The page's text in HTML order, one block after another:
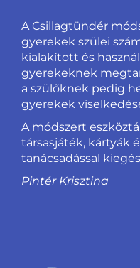
A Csillagtündér
gyerekek szülei
kialakított és
gyerekeknek
a szülőknek pedig
gyerekek
A módszert
társasjáték, kártyák
tanácsadással
Pintér Krisztina